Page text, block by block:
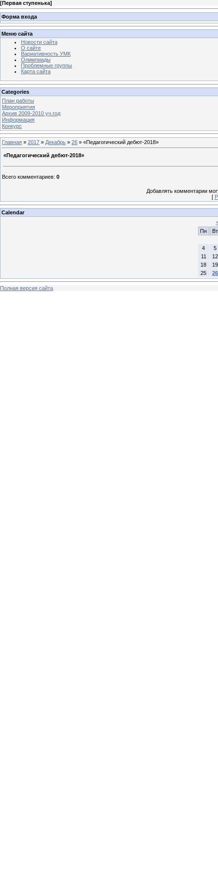
[Первая ступенька]
Форма входа
Меню сайта
Новости сайта
О сайте
Вариативность УМК
Олимпиады
Проблемные группы
Карта сайта
Categories
План работы
Мероприятия
Архив 2009-2010 уч.год
Информация
Конкурс
Главная » 2017 » Декабрь » 26 » «Педагогический дебют-2018»
«Педагогический дебют-2018»
Всего комментариев: 0
Добавлять комментарии
[
Calendar
Пн
Вт
4
5
11
12
18
19
25
26
Полная версия сайта